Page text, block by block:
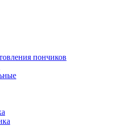
пончиков